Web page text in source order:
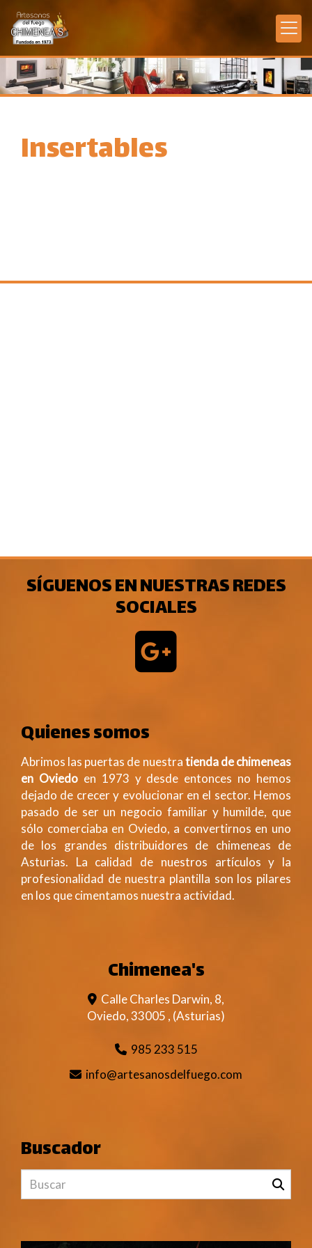
Insertables
SÍGUENOS EN NUESTRAS REDES
SOCIALES
Quienes somos
Abrimos las puertas de nuestratienda de chimeneas
en Oviedoen 1973 y desde entonces no hemos
dejado de crecer y evolucionar en el sector. Hemos
pasado de ser un negocio familiar y humilde, que
sólo comerciaba en Oviedo, a convertirnos en uno
de los grandes distribuidores de chimeneas de
Asturias. La calidad de nuestros artículos y la
profesionalidad de nuestra plantilla son los pilares
en los que cimentamos nuestra actividad.
Chimenea's
Calle Charles Darwin, 8,
Oviedo,33005 , (Asturias)
985 233 515
info
artesanosdelfuego.com
Buscador